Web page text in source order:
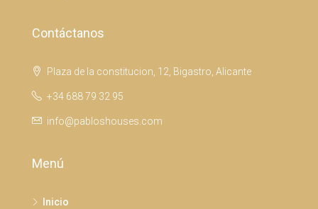
Contáctanos
Plaza de la constitucion, 12, Bigastro, Alicante
+34 688 79 32 95
info@pabloshouses.com
Menú
Inicio